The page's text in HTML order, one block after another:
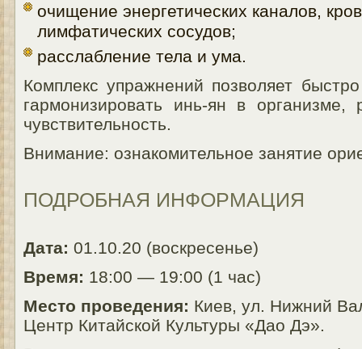
очищение энергетических каналов,
лимфатических сосудов;
расслабление тела и ума.
Комплекс упражнений позволяет
гармонизировать инь-ян в организме,
чувствительность.
Внимание: ознакомительное занятие
ПОДРОБНАЯ ИНФОРМАЦИЯ
Дата: 01.10.20 (воскресенье)
Время: 18:00 — 19:00 (1 час)
Место проведения: Киев, ул. Нижний
Центр Китайской Культуры «Дао Дэ».